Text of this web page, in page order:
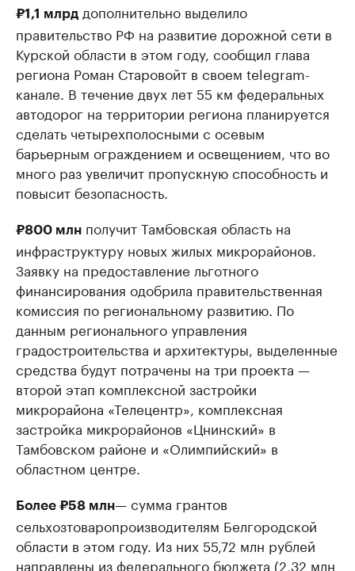
₽1,1 млрд дополнительно выделило
правительство РФ на развитие дорожной сети в
Курской области в этом году, сообщил глава
региона Роман Старовойт в своем telegram-
канале. В течение двух лет 55 км федеральных
автодорог на территории региона планируется
сделать четырехполосными с осевым
барьерным ограждением и освещением, что во
много раз увеличит пропускную способность и
повысит безопасность.
₽800 млн получит Тамбовская область на
инфраструктуру новых жилых микрорайонов.
Заявку на предоставление льготного
финансирования одобрила правительственная
комиссия по региональному развитию. По
данным регионального управления
градостроительства и архитектуры, выделенные
средства будут потрачены на три проекта —
второй этап комплексной застройки
микрорайона «Телецентр», комплексная
застройка микрорайонов «Цнинский» в
Тамбовском районе и «Олимпийский» в
областном центре.
Более ₽58 млн— сумма грантов
сельхозтоваропроизводителям Белгородской
области в этом году. Из них 55,72 млн рублей
направлены из федерального бюджета (2,32 млн